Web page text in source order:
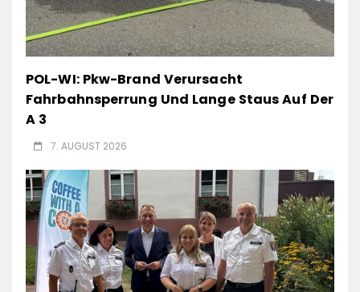
POL-WI: Pkw-Brand Verursacht
Fahrbahnsperrung Und Lange Staus Auf Der
A 3
7. AUGUST 2026